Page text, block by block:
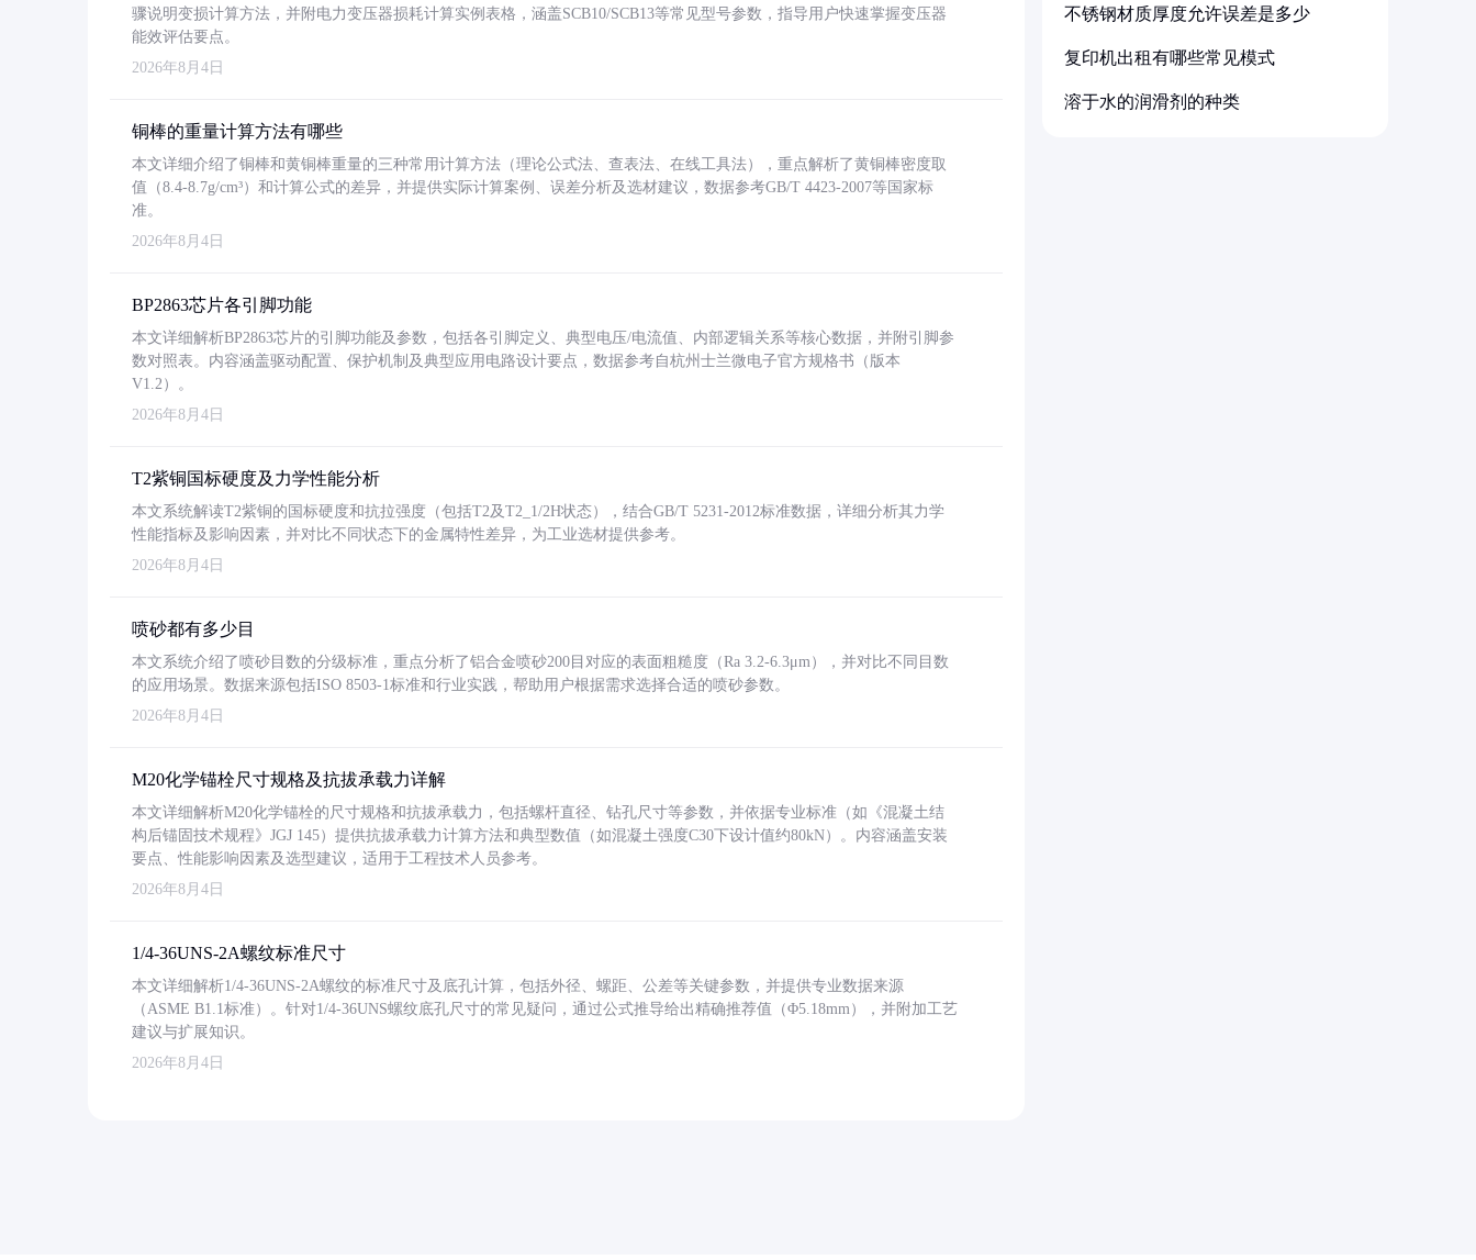
骤说明变损计算方法，并附电力变压器损耗计算实例表格，涵盖SCB10/SCB13等常见型号参数，指导用户快速掌握变压器
能效评估要点。
2026年8月4日
铜棒的重量计算方法有哪些
本文详细介绍了铜棒和黄铜棒重量的三种常用计算方法（理论公式法、查表法、在线工具法），重点解析了黄铜棒密度取
值（8.4-8.7g/cm³）和计算公式的差异，并提供实际计算案例、误差分析及选材建议，数据参考GB/T 4423-2007等国家标
准。
2026年8月4日
BP2863芯片各引脚功能
本文详细解析BP2863芯片的引脚功能及参数，包括各引脚定义、典型电压/电流值、内部逻辑关系等核心数据，并附引脚参
数对照表。内容涵盖驱动配置、保护机制及典型应用电路设计要点，数据参考自杭州士兰微电子官方规格书（版本
V1.2）。
2026年8月4日
T2紫铜国标硬度及力学性能分析
本文系统解读T2紫铜的国标硬度和抗拉强度（包括T2及T2_1/2H状态），结合GB/T 5231-2012标准数据，详细分析其力学
性能指标及影响因素，并对比不同状态下的金属特性差异，为工业选材提供参考。
2026年8月4日
喷砂都有多少目
本文系统介绍了喷砂目数的分级标准，重点分析了铝合金喷砂200目对应的表面粗糙度（Ra 3.2-6.3μm），并对比不同目数
的应用场景。数据来源包括ISO 8503-1标准和行业实践，帮助用户根据需求选择合适的喷砂参数。
2026年8月4日
M20化学锚栓尺寸规格及抗拔承载力详解
本文详细解析M20化学锚栓的尺寸规格和抗拔承载力，包括螺杆直径、钻孔尺寸等参数，并依据专业标准（如《混凝土结
构后锚固技术规程》JGJ 145）提供抗拔承载力计算方法和典型数值（如混凝土强度C30下设计值约80kN）。内容涵盖安装
要点、性能影响因素及选型建议，适用于工程技术人员参考。
2026年8月4日
1/4-36UNS-2A螺纹标准尺寸
本文详细解析1/4-36UNS-2A螺纹的标准尺寸及底孔计算，包括外径、螺距、公差等关键参数，并提供专业数据来源
（ASME B1.1标准）。针对1/4-36UNS螺纹底孔尺寸的常见疑问，通过公式推导给出精确推荐值（Φ5.18mm），并附加工艺
建议与扩展知识。
2026年8月4日
不锈钢材质厚度允许误差是多少
复印机出租有哪些常见模式
溶于水的润滑剂的种类